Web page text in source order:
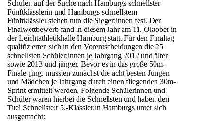
Schulen auf der Suche nach Hamburgs schnellster
Fünftklässlerin und Hamburgs schnellstem
Fünftklässler stehen nun die Sieger:innen fest. Der
Finalwettbewerb fand in diesem Jahr am 11. Oktober in
der Leichtathletikhalle Hamburg statt. Für den Finaltag
qualifizierten sich in den Vorentscheidungen die 25
schnellsten Schüler:innen je Jahrgang 2012 und älter
sowie 2013 und jünger. Bevor es in das große 50m-
Finale ging, mussten zunächst die acht besten Jungen
und Mädchen je Jahrgang durch einen fliegenden 30m-
Sprint ermittelt werden. Folgende Schülerinnen und
Schüler waren hierbei die Schnellsten und haben den
Titel Schnellste:r 5.-Klässler:in Hamburgs unter sich
ausgemacht: